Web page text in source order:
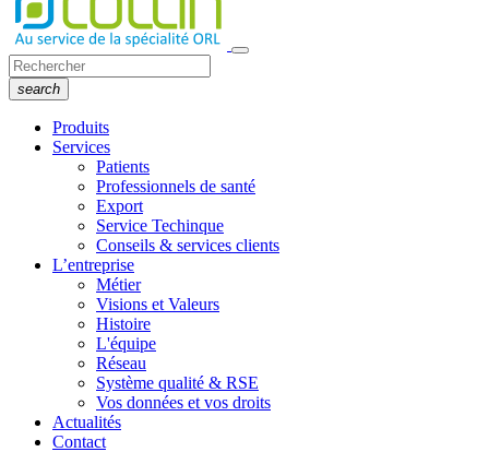
search
Produits
Services
Patients
Professionnels de santé
Export
Service Techinque
Conseils & services clients
L’entreprise
Métier
Visions et Valeurs
Histoire
L'équipe
Réseau
Système qualité & RSE
Vos données et vos droits
Actualités
Contact